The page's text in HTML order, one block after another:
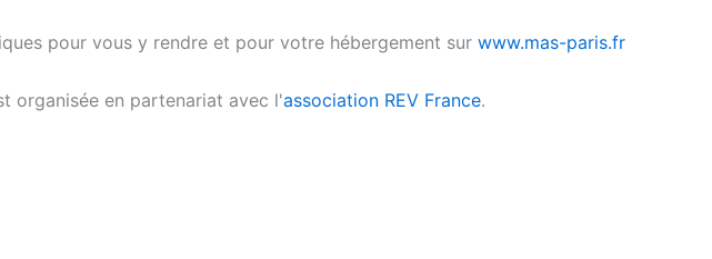
pour vous y rendre et pour votre hébergement sur www.mas-paris.fr
organisée en partenariat avec l'association REV France.